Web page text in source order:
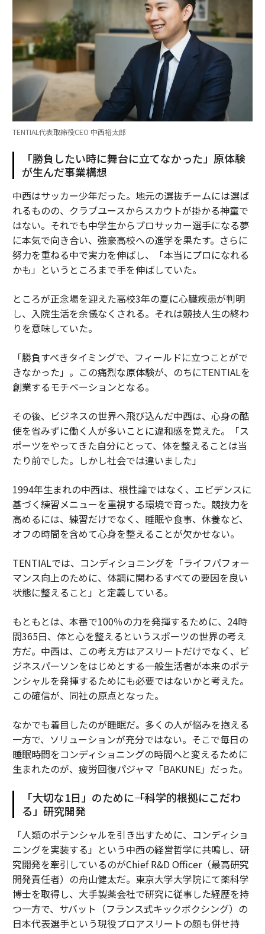
TENTIAL代表取締役CEO 中西裕太郎
「勝負したい時に舞台に立てなかった」原体験
が生んだ事業構想
中西はサッカー少年だった。地元の選抜チームには選ば
れるものの、クラブユースからスカウトが掛かる神童で
はない。それでも中学生からプロサッカー選手になる夢
に本気で向き合い、強豪高校への進学を果たす。さらに
努力を重ねる中で実力を伸ばし、「本当にプロになれる
かも」というところまで手を伸ばしていた。
ところが正念場を迎えた高校3年の夏に心臓疾患が判明
し、入院生活を余儀なくされる。それは競技人生の終わ
りを意味していた。
「勝負すべきタイミングで、フィールドに立つことがで
きなかった」。この痛烈な原体験が、のちにTENTIALを
創業するモチベーションとなる。
その後、ビジネスの世界へ飛び込んだ中西は、心身の酷
使を省みずに働く人が多いことに違和感を覚えた。「ス
ポーツをやってきた自分にとって、体を整えることは当
たり前でした。しかし社会では違いました」
1994年生まれの中西は、根性論ではなく、エビデンスに
基づく練習メニューを重視する環境で育った。競技力を
高めるには、練習だけでなく、睡眠や食事、休養など、
オフの時間を含めて心身を整えることが欠かせない。
TENTIALでは、コンディショニングを「ライフパフォー
マンス向上のために、体調に関わるすべての要因を良い
状態に整えること」と定義している。
もともとは、本番で100％の力を発揮するために、24時
間365日、体と心を整えるというスポーツの世界の考え
方だ。中西は、この考え方はアスリートだけでなく、ビ
ジネスパーソンをはじめとする一般生活者が本来のポテ
ンシャルを発揮するためにも必要ではないかと考えた。
この確信が、同社の原点となった。
なかでも着目したのが睡眠だ。多くの人が悩みを抱える
一方で、ソリューションが充分ではない。そこで毎日の
睡眠時間をコンディショニングの時間へと変えるために
生まれたのが、疲労回復パジャマ「BAKUNE」だった。
「大切な1日」のために――「科学的根拠にこだわ
る」研究開発
「人類のポテンシャルを引き出すために、コンディショ
ニングを実装する」という中西の経営哲学に共鳴し、研
究開発を牽引しているのがChief R&D Officer（最高研究
開発責任者）の舟山健太だ。東京大学大学院にて薬科学
博士を取得し、大手製薬会社で研究に従事した経歴を持
つ一方で、サバット（フランス式キックボクシング）の
日本代表選手という現役プロアスリートの顔も併せ持